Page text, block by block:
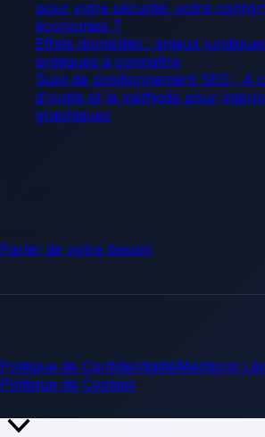
pour votre sécurité, votre
économies ?
Effets domiciliés : enjeux
pratiques à connaître
Suivi de positionnement SEO : 4
d'outils et la méthode pour
graphiques
Parler de votre besoin
Politique de ConfidentialitéMentions
Politique de Cookies
Retour